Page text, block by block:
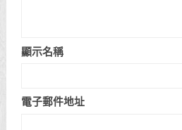
顯示名稱
電子郵件地址